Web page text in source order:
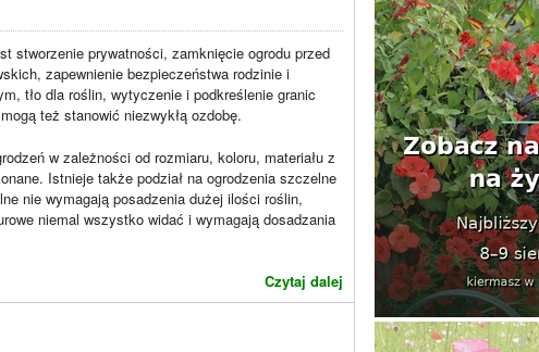
stworzenie prywatności, zamknięcie ogrodu przed
zapewnienie bezpieczeństwa rodzinie i
tło dla roślin, wytyczenie i podkreślenie granic
też stanowić niezwykłą ozdobę.
w zależności od rozmiaru, koloru, materiału z
Istnieje także podział na ogrodzenia szczelne
nie wymagają posadzenia dużej ilości roślin,
niemal wszystko widać i wymagają dosadzania
Czytaj dalej